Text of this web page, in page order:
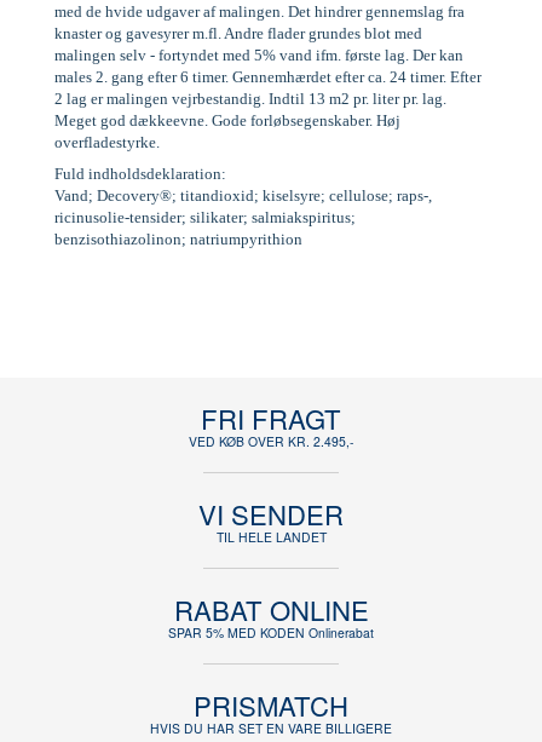
med de hvide udgaver af malingen. Det hindrer gennemslag fra
knaster og gavesyrer m.fl. Andre flader grundes blot med
malingen selv - fortyndet med 5% vand ifm. første lag. Der kan
males 2. gang efter 6 timer. Gennemhærdet efter ca. 24 timer. Efter
2 lag er malingen vejrbestandig. Indtil 13 m2 pr. liter pr. lag.
Meget god dækkeevne. Gode forløbsegenskaber. Høj
overfladestyrke.
Fuld indholdsdeklaration:
Vand; Decovery®; titandioxid; kiselsyre; cellulose; raps-,
ricinusolie-tensider; silikater; salmiakspiritus;
benzisothiazolinon; natriumpyrithion
FRI FRAGT
VED KØB OVER KR. 2.495,-
VI SENDER
TIL HELE LANDET
RABAT ONLINE
SPAR 5% MED KODEN Onlinerabat
PRISMATCH
HVIS DU HAR SET EN VARE BILLIGERE